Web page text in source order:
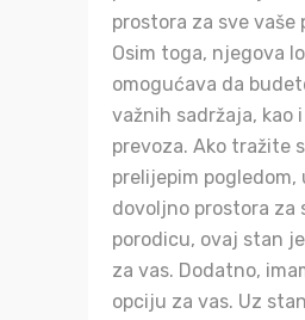
prostora za sve vaše
Osim toga, njegova
omogućava da
važnih sadržaja, kao
prevoza. Ako tražite
prelijepim pogledom,
dovoljno prostora za
porodicu, ovaj stan
za vas. Dodatno,
opciju za vas. Uz